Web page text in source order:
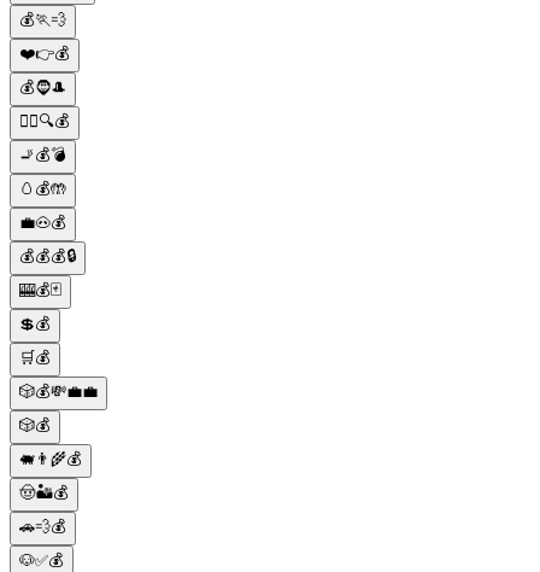
💰🏃💨
❤️👉💰
💰🧔🎩
🕵️‍♂️🔍💰
🚬💰💣
🥚💰🤲
💼🐽💰
💰💰💰🔒
🎰💰🃏
💲💰
🛒💰
🎲💰💸💼💼
🎲💰
🐖👨‍🌾💰
🤠🏜️💰
🚗💨💰
🐶✅💰